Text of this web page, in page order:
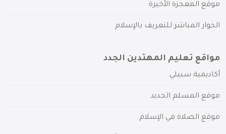
موقع المعجزة الأخيرة
الحوار المباشر للتعريف بالإسلام
مواقع تعليم المهتدين الجدد
أكاديمية سبيلي
موقع المسلم الجديد
موقع الصلاة في الإسلام